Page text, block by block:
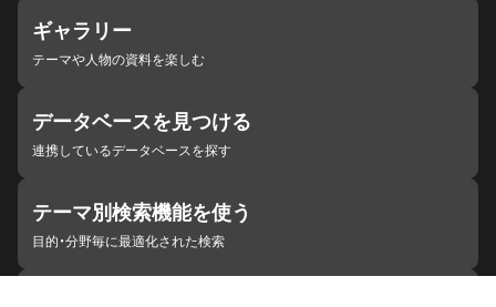
ギャラリー
テーマや人物の資料を楽しむ
データベースを見つける
連携しているデータベースを探す
テーマ別検索機能を使う
目的・分野毎に最適化された検索